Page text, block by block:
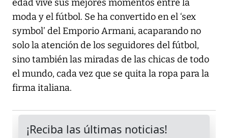
edad vive sus mejores momentos entre la
moda y el fútbol. Se ha convertido en el ‘sex
symbol’ del Emporio Armani, acaparando no
solo la atención de los seguidores del fútbol,
sino también las miradas de las chicas de todo
el mundo, cada vez que se quita la ropa para la
firma italiana.